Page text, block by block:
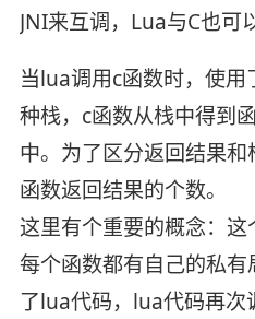
JNI来互调，Lua与C也可
当lua调用c函数时，使
种栈，c函数从栈中得到
中。为了区分返回结果
函数返回结果的个数。
这里有个重要的概念：这
每个函数都有自己的私
了lua代码，lua代码再次